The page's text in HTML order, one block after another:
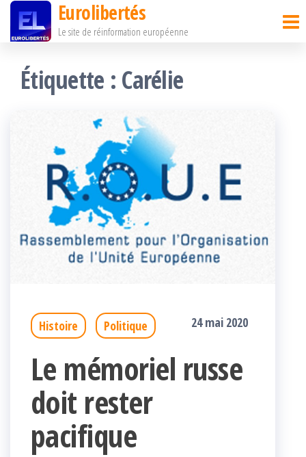
Passer
contenu
Eurolibertés
Le site de réinformation européenne
Étiquette : Carélie
Histoire Politique 24 mai 2020
Le mémoriel russe
doit rester
pacifique